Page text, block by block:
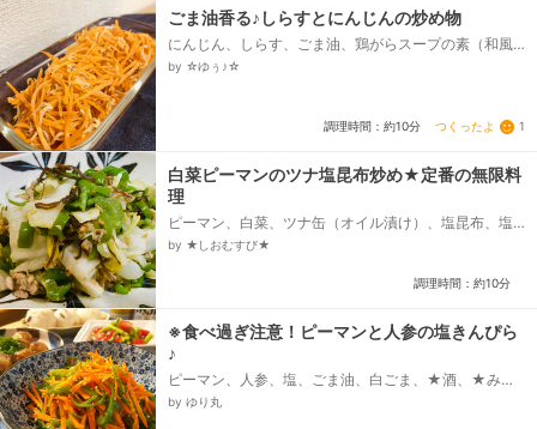
ごま油香る♪しらすとにんじんの炒め物
にんじん、しらす、ごま油、鶏がらスープの素（和風
だしでも）
by ☆ゆぅ♪☆
調理時間：約10分 つくったよ 1
白菜ピーマンのツナ塩昆布炒め★定番の無限料
理
ピーマン、白菜、ツナ缶（オイル漬け）、塩昆布、塩
コショウ
by ★しおむすび★
調理時間：約10分
※食べ過ぎ注意！ピーマンと人参の塩きんぴら
♪
ピーマン、人参、塩、ごま油、白ごま、★酒、★みり
ん、★鶏ガラスープの素
by ゆり丸